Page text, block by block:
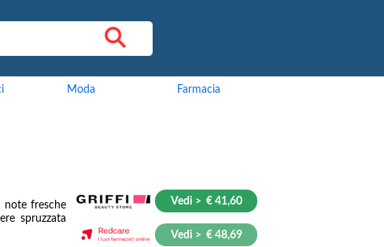
Moda Farmacia
note fresche
spruzzata
Vedi > € 41,60
Vedi > € 48,69